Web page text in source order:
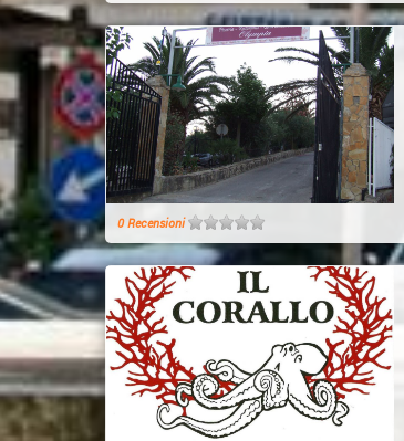
0 Recensioni